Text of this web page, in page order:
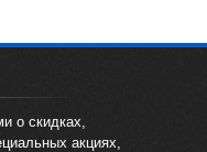
о скидках,
акциях,